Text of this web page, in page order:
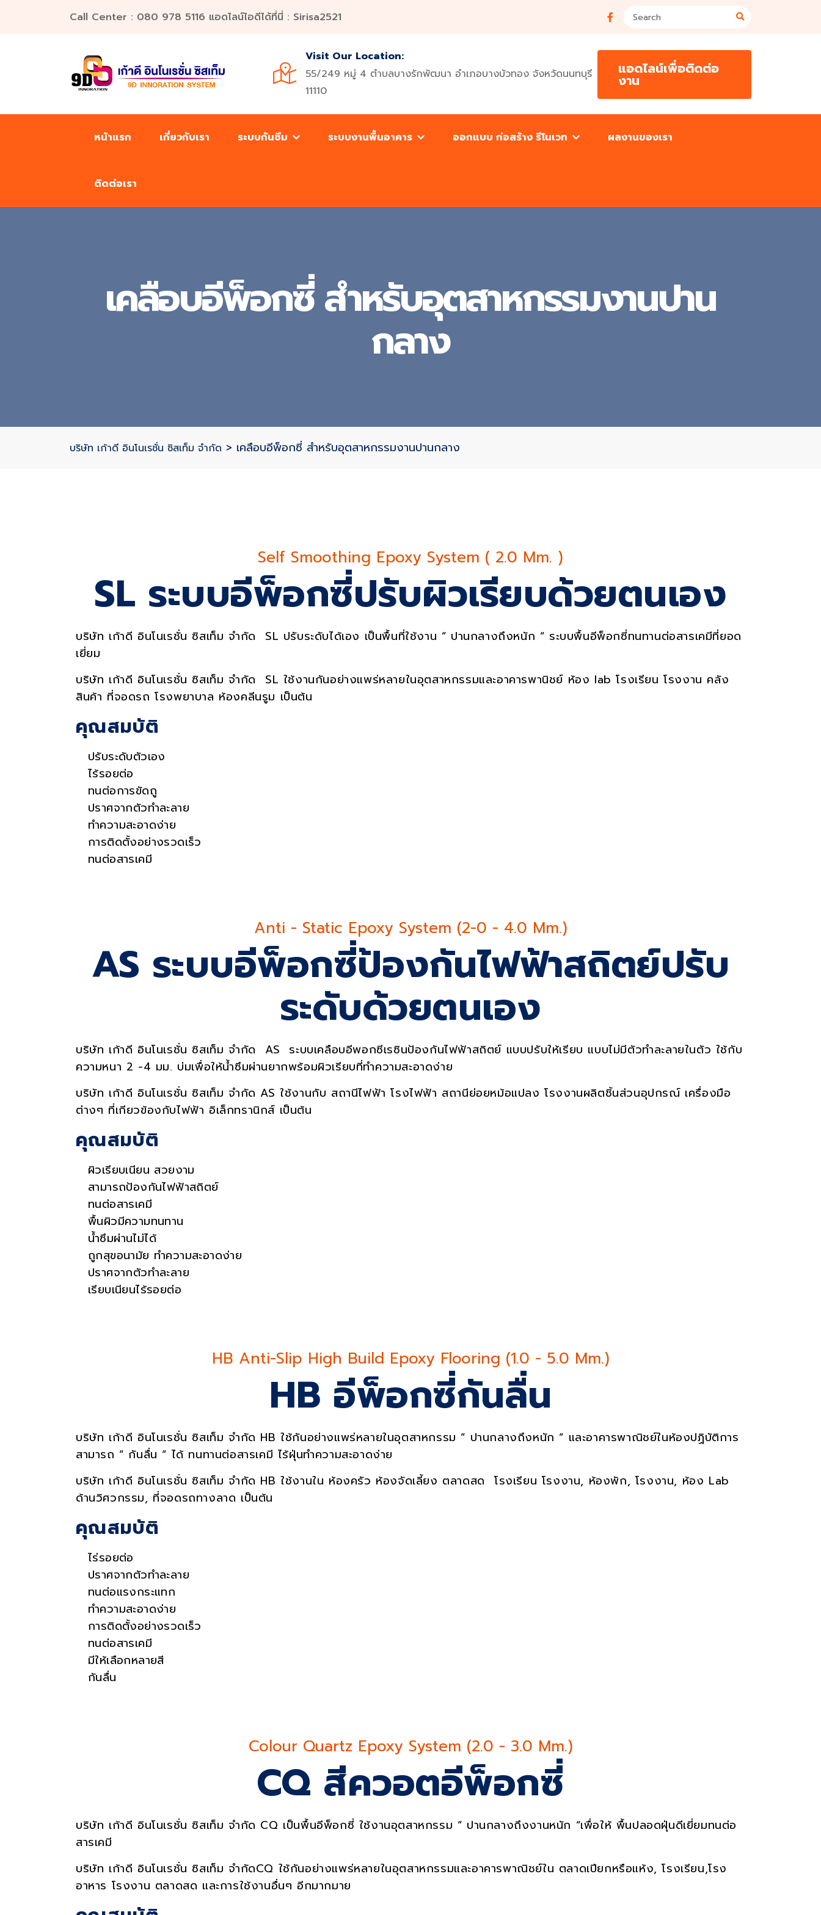
Call Center : 080 978 5116 แอดไลน์ไอดีได้ที่นี่ : Sirisa2521
Visit Our Location:
55/249 หมู่ 4 ตำบลบางรักพัฒนา อำเภอบางบัวทอง จังหวัดนนทบุรี
11110
แอดไลน์เพื่อติดต่อ
งาน
หน้าแรก เกี่ยวกับเรา ระบบกันซึม ระบบงานพื้นอาคาร ออกแบบ ก่อสร้าง รีโนเวท ผลงานของเรา
ติดต่อเรา
เคลือบอีพ็อกซี่ สำหรับอุตสาหกรรมงานปาน
กลาง
บริษัท เก้าดี อินโนเรชั่น ซิสเท็ม จำกัด > เคลือบอีพ็อกซี่ สำหรับอุตสาหกรรมงานปานกลาง
Services
Self Smoothing Epoxy System ( 2.0 Mm. )
SL ระบบอีพ็อกซี่ปรับผิวเรียบด้วยตนเอง
บริษัท เก้าดี อินโนเรชั่น ซิสเท็ม จำกัด SL ปรับระดับได้เอง เป็นพื้นที่ใช้งาน “ ปานกลางถึงหนัก “ ระบบพื้นอีพ็อกซี่ทนทานต่อสารเคมีที่ยอด
เยี่ยม
บริษัท เก้าดี อินโนเรชั่น ซิสเท็ม จำกัด
SL ใช้งานกันอย่างแพร่หลายในอุตสาหกรรมและอาคารพานิชย์ ห้อง labโรงเรียน โรงงาน คลัง
สินค้า ที่จอดรถ โรงพยาบาล ห้องคลีนรูม เป็นต้น
คุณสมบัติ
ปรับระดับตัวเอง
ไร้รอยต่อ
ทนต่อการขัดถู
ปราศจากตัวทำละลาย
ทำความสะอาดง่าย
การติดตั้งอย่างรวดเร็ว
ทนต่อสารเคมี
Services
Anti - Static Epoxy System (2-0 - 4.0 Mm.)
AS ระบบอีพ็อกซี่ป้องกันไฟฟ้าสถิตย์ปรับ
ระดับด้วยตนเอง
บริษัท เก้าดี อินโนเรชั่น ซิสเท็ม จำกัด AS ระบบเคลือบอีพอกซีเรซินป้องกันไฟฟ้าสถิตย์ แบบปรับให้เรียบ แบบไม่มีตัวทำละลายในตัว ใช้กับ
ความหนา 2 -4 มม. บ่มเพื่อให้น้ำซึมผ่านยากพร้อมผิวเรียบที่ทำความสะอาดง่าย
บริษัท เก้าดี อินโนเรชั่น ซิสเท็ม จำกัด ASใช้งานกับ สถานีไฟฟ้า โรงไฟฟ้า สถานีย่อยหม้อแปลง โรงงานผลิตชิ้นส่วนอุปกรณ์ เครื่องมือ
ต่างๆ ที่เกียวข้องกับไฟฟ้า อิเล็กทรานิกส์ เป็นต้น
คุณสมบัติ
ผิวเรียบเนียน สวยงาม
สามารถป้องกันไฟฟ้าสถิตย์
ทนต่อสารเคมี
พื้นผิวมีความทนทาน
น้ำซึมผ่านไม่ได้
ถูกสุขอนามัย ทำความสะอาดง่าย
ปราศจากตัวทำละลาย
เรียบเนียนไร้รอยต่อ
Services
HB Anti-Slip High Build Epoxy Flooring (1.0 - 5.0 Mm.)
HB อีพ็อกซี่กันลื่น
บริษัท เก้าดี อินโนเรชั่น ซิสเท็ม จำกัด HB ใช้กันอย่างแพร่หลายในอุตสาหกรรม “ ปานกลางถึงหนัก “ และอาคารพาณิชย์ในห้องปฏิบัติการ
สามารถ “ กันลื่น “ ได้ ทนทานต่อสารเคมี ไร้ฝุ่นทำความสะอาดง่าย
บริษัท เก้าดี อินโนเรชั่น ซิสเท็ม จำกัด HBใช้งานใน ห้องครัว ห้องจัดเลี้ยง ตลาดสด โรงเรียน โรงงาน, ห้องพัก, โรงงาน, ห้อง Lab
ด้านวิศวกรรม, ที่จอดรถทางลาด เป็นต้น
คุณสมบัติ
ไร่รอยต่อ
ปราศจากตัวทำละลาย
ทนต่อแรงกระแทก
ทำความสะอาดง่าย
การติดตั้งอย่างรวดเร็ว
ทนต่อสารเคมี
มีให้เลือกหลายสี
กันลื่น
Services
Colour Quartz Epoxy System (2.0 - 3.0 Mm.)
CQ สีควอตอีพ็อกซี่
บริษัท เก้าดี อินโนเรชั่น ซิสเท็ม จำกัด CQ เป็นพื้นอีพ็อกซี่ ใช้งานอุตสาหกรรม “ ปานกลางถึงงานหนัก “เพื่อให้ พื้นปลอดฝุ่นดีเยี่ยมทนต่อ
สารเคมี
บริษัท เก้าดี อินโนเรชั่น ซิสเท็ม จำกัดCQ ใช้กันอย่างแพร่หลายในอุตสาหกรรมและอาคารพาณิชย์ใน ตลาดเปียกหรือแห้ง,โรงเรียน,โรง
อาหาร โรงงาน ตลาดสด และการใช้งานอื่นๆ อีกมากมาย